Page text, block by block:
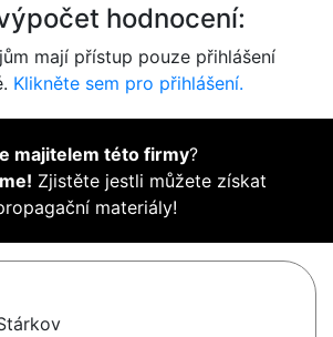
hodnocení:
mají přístup pouze přihlášení
Klikněte sem pro přihlášení.
majitelem této firmy?
Zjistěte jestli můžete získat
materiály!